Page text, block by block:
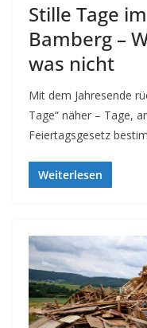
Stille Tage
Bamberg –
was nicht
Mit dem Jahresende
Tage“ näher – Tage,
Feiertagsgesetz
Weiterlesen